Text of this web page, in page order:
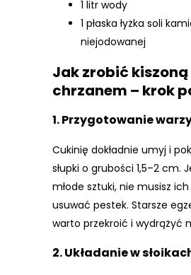
1 litr wody
1 płaska łyżka soli
niejodowanej
Jak zrobić
chrzanem – krok
1. Przygotowanie
Cukinię dokładnie umyj i
słupki o grubości 1,5–2 cm.
młode sztuki, nie musisz
usuwać pestek. Starsze
warto przekroić i wydrążyć
2. Układanie w